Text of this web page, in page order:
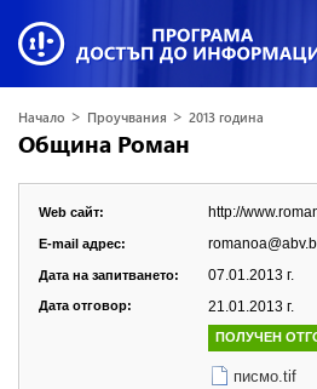
Начало > Проучвания > 2013 година
Община Роман
Web сайт: http://
E-mail адрес:
Дата на запитването: 07.01.2013 г.
Дата отговор: 21.01.2013 г.
ПОЛУЧЕН
писмо.tif